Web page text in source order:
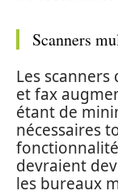
Scanners
Les
et fax
étant de
nécessaires
devraient
les bureaux